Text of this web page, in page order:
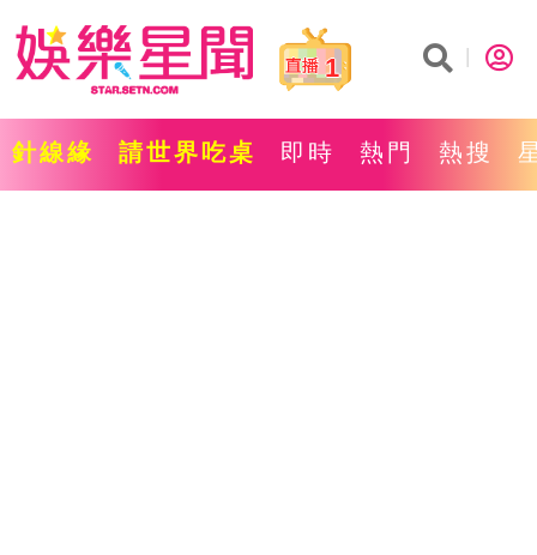
1
針線緣 請世界吃桌 即時 熱門 熱搜